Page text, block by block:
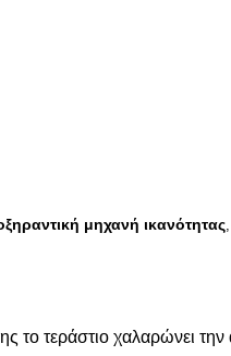
μηχανή ικανότητας,
το τεράστιο χαλαρώνει